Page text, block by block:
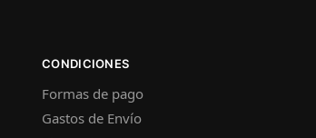
CONDICIONES
Formas de pago
Gastos de Envío